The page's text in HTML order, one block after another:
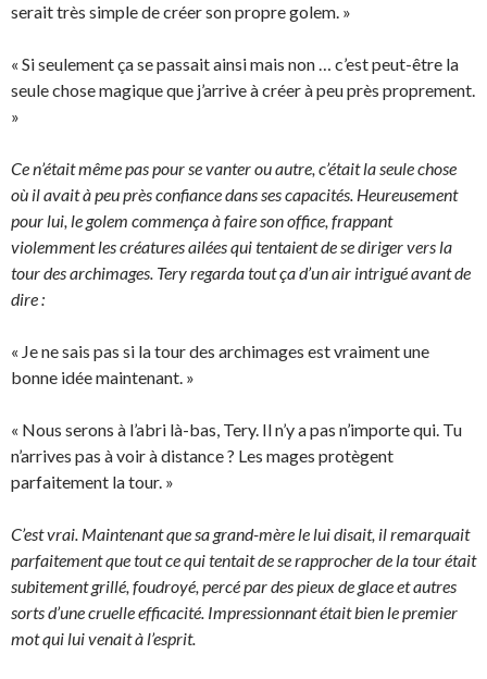
serait très simple de créer son propre golem. »
« Si seulement ça se passait ainsi mais non … c’est peut-être la
seule chose magique que j’arrive à créer à peu près proprement.
»
Ce n’était même pas pour se vanter ou autre, c’était la seule chose
où il avait à peu près confiance dans ses capacités. Heureusement
pour lui, le golem commença à faire son office, frappant
violemment les créatures ailées qui tentaient de se diriger vers la
tour des archimages. Tery regarda tout ça d’un air intrigué avant de
dire :
« Je ne sais pas si la tour des archimages est vraiment une
bonne idée maintenant. »
« Nous serons à l’abri là-bas, Tery. Il n’y a pas n’importe qui. Tu
n’arrives pas à voir à distance ? Les mages protègent
parfaitement la tour. »
C’est vrai. Maintenant que sa grand-mère le lui disait, il remarquait
parfaitement que tout ce qui tentait de se rapprocher de la tour était
subitement grillé, foudroyé, percé par des pieux de glace et autres
sorts d’une cruelle efficacité. Impressionnant était bien le premier
mot qui lui venait à l’esprit.